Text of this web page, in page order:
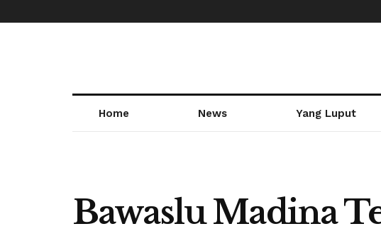
Home News Yang Luput
Bawaslu Madina